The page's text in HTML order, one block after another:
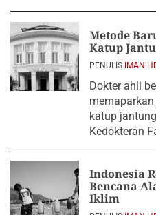
Metode
Katup
PENULIS IMAN
Dokter ahli
katup
Kedokteran
Indonesia
Bencana
Iklim